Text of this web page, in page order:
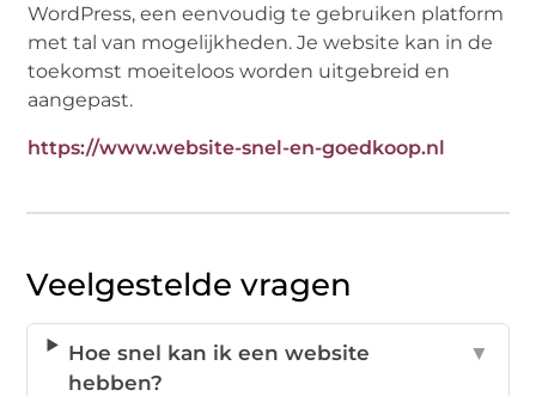
WordPress, een eenvoudig te gebruiken platform
met tal van mogelijkheden. Je website kan in de
toekomst moeiteloos worden uitgebreid en
aangepast.
https://www.website-snel-en-goedkoop.nl
Veelgestelde vragen
Hoe snel kan ik een website
hebben?
▼